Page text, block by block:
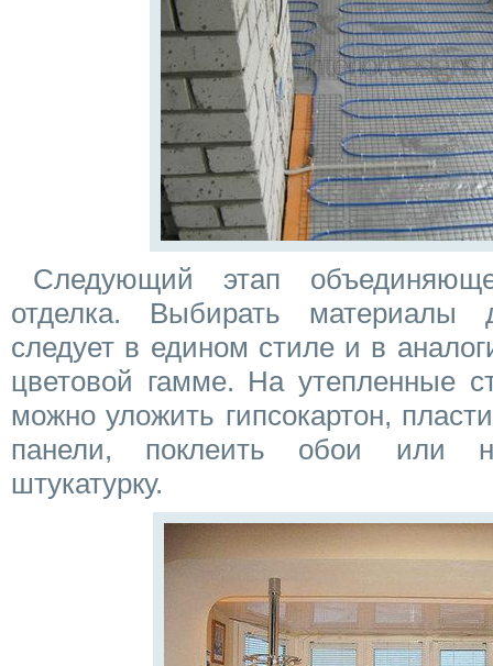
Следующий этап
отделка. Выбирать
следует в едином стиле и в
цветовой гамме. На утепленные
можно уложить гипсокартон,
панели, поклеить обои или
штукатурку.